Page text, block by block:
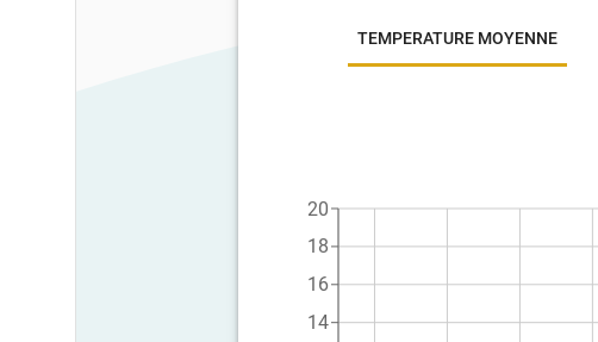
TEMPERATURE MOYENNE
14
16
18
20